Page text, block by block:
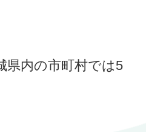
県内の市町村では5